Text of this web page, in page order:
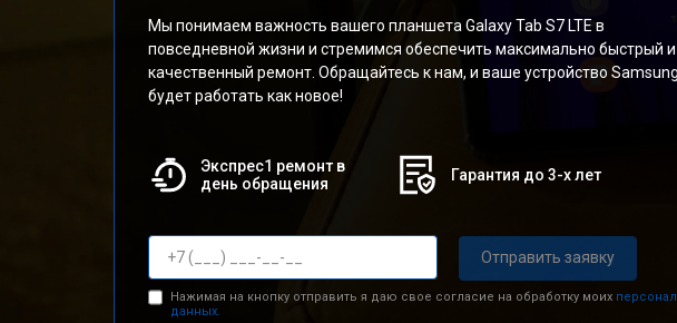
Мы понимаем важность вашего планшета Galaxy Tab S7 LTE в
повседневной жизни и стремимся обеспечить максимально быстрый и
качественный ремонт. Обращайтесь к нам, и ваше устройство Samsung
будет работать как новое!
Экспрес1 ремонт в
день обращения
Гарантия до 3-х лет
Отправить заявку
Нажимая на кнопку отправить я даю свое согласие на обработку моих
данных.